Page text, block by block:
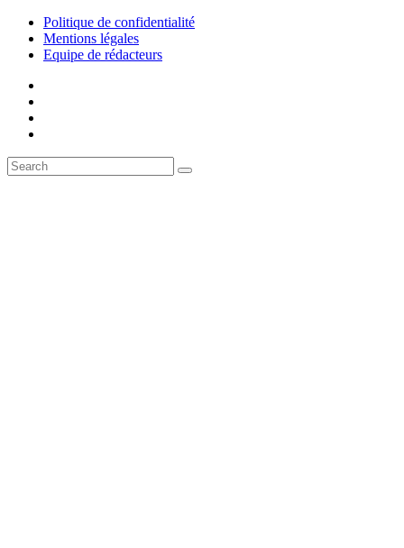
Politique de confidentialité
Mentions légales
Equipe de rédacteurs